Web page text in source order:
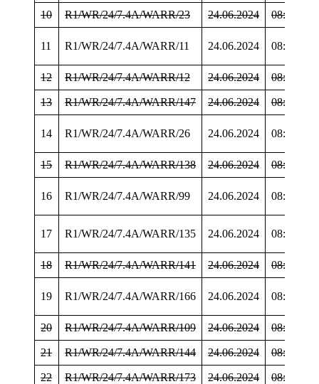
10 R1/WR/24/7.4A/WARR/23 24.06.2024 08:19:36
11 R1/WR/24/7.4A/WARR/11 24.06.2024 08:20:23
12 R1/WR/24/7.4A/WARR/12 24.06.2024 08:20:30
13 R1/WR/24/7.4A/WARR/147 24.06.2024 08:21:58
14 R1/WR/24/7.4A/WARR/26 24.06.2024 08:22:23
15 R1/WR/24/7.4A/WARR/138 24.06.2024 08:23:17
16 R1/WR/24/7.4A/WARR/99 24.06.2024 08:23:36
17 R1/WR/24/7.4A/WARR/135 24.06.2024 08:23:58
18 R1/WR/24/7.4A/WARR/141 24.06.2024 08:24:19
19 R1/WR/24/7.4A/WARR/166 24.06.2024 08:27:08
20 R1/WR/24/7.4A/WARR/109 24.06.2024 08:27:57
21 R1/WR/24/7.4A/WARR/144 24.06.2024 08:28:04
22 R1/WR/24/7.4A/WARR/173 24.06.2024 08:31:46